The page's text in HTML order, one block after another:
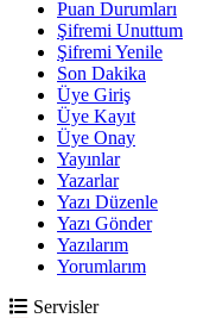
Puan Durumları
Şifremi Unuttum
Şifremi Yenile
Son Dakika
Üye Giriş
Üye Kayıt
Üye Onay
Yayınlar
Yazarlar
Yazı Düzenle
Yazı Gönder
Yazılarım
Yorumlarım
Servisler